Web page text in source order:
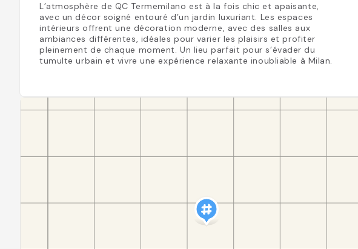
L’atmosphère de QC Termemilano est à la fois chic et apaisante,
avec un décor soigné entouré d’un jardin luxuriant. Les espaces
intérieurs offrent une décoration moderne, avec des salles aux
ambiances différentes, idéales pour varier les plaisirs et profiter
pleinement de chaque moment. Un lieu parfait pour s’évader du
tumulte urbain et vivre une expérience relaxante inoubliable à Milan.